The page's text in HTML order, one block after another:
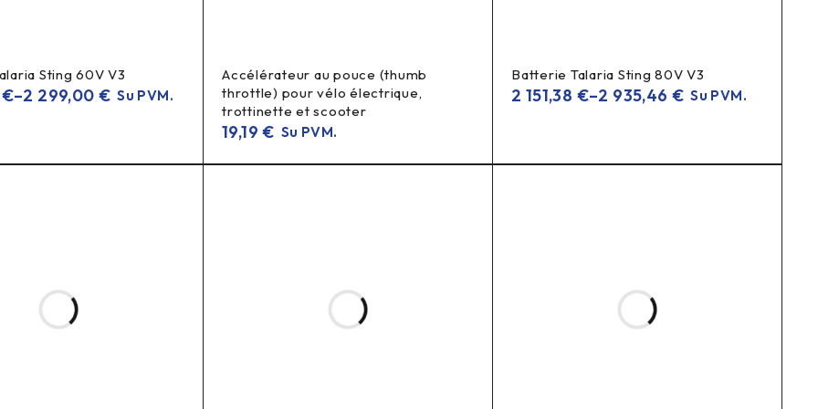
zonų aplink priekį.
Sting 60V V3
€–2 299,00€ Su PVM.
Accélérateur au pouce (thumb
throttle) pour vélo électrique,
trottinette et scooter
19,19€ Su PVM.
Batterie Talaria Sting 80V V3
2 151,38 €–2 935,46€ Su PVM.